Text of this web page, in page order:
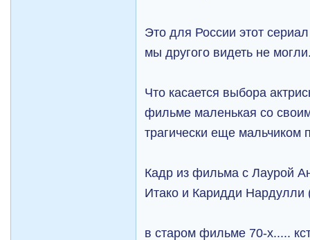
Это для России этот
мы другого видеть не
Что касается выбора
фильме маленькая со
трагически еще мальчиком
Кадр из фильма с Лаурой
Итако и Каридди Нардулли
в старом фильме 70-х.....